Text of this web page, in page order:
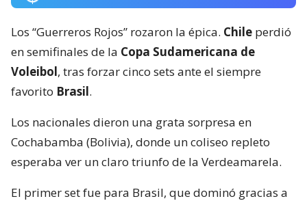
Los “Guerreros Rojos” rozaron la épica. Chile perdió
en semifinales de la Copa Sudamericana de
Voleibol, tras forzar cinco sets ante el siempre
favorito Brasil.
Los nacionales dieron una grata sorpresa en
Cochabamba (Bolivia), donde un coliseo repleto
esperaba ver un claro triunfo de la Verdeamarela.
El primer set fue para Brasil, que dominó gracias a